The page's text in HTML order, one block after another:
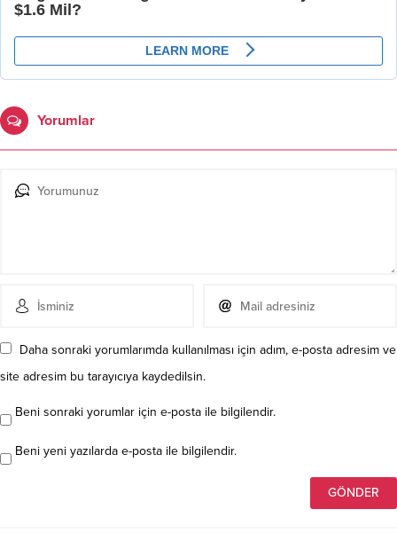
Yorumlar
Daha sonraki yorumlarımda kullanılması için adım, e-posta adresim ve
site adresim bu tarayıcıya kaydedilsin.
Beni sonraki yorumlar için e-posta ile bilgilendir.
Beni yeni yazılarda e-posta ile bilgilendir.